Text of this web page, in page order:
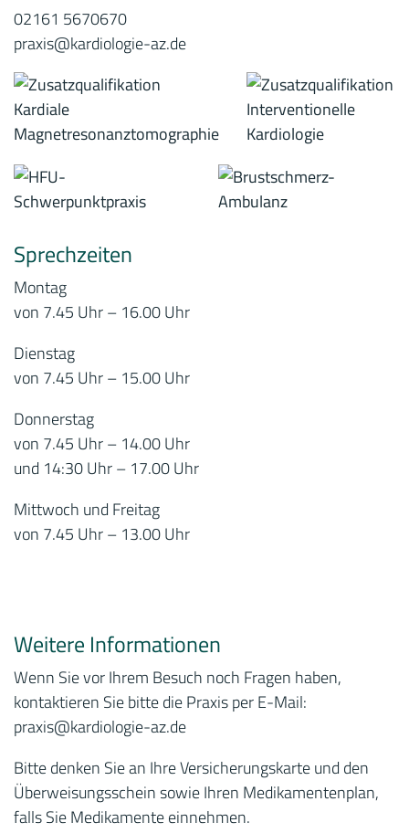
02161 5670670
praxis@kardiologie-az.de
Sprechzeiten
Montag
von 7.45 Uhr – 16.00 Uhr
Dienstag
von 7.45 Uhr – 15.00 Uhr
Donnerstag
von 7.45 Uhr – 14.00 Uhr
und 14:30 Uhr – 17.00 Uhr
Mittwoch und Freitag
von 7.45 Uhr – 13.00 Uhr
Weitere Informationen
Wenn Sie vor Ihrem Besuch noch Fragen haben,
kontaktieren Sie bitte die Praxis per E-Mail:
praxis@kardiologie-az.de
Bitte denken Sie an Ihre Versicherungskarte und den
Überweisungsschein sowie Ihren Medikamentenplan,
falls Sie Medikamente einnehmen.